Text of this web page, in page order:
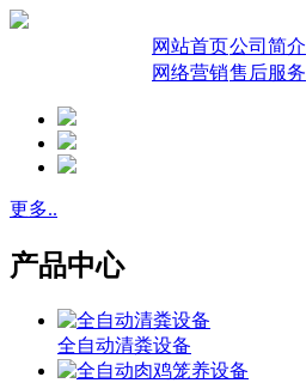
网站首页公司简介
网络营销售后服务
更多..
产品中心
全自动清粪设备